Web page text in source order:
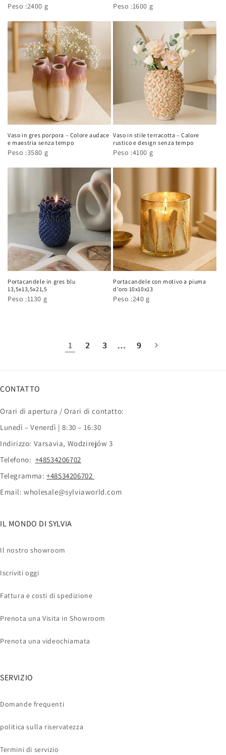
Peso :2400 g Peso :1600 g
Vaso in gres porpora – Colore audace
e maestria senza tempo
Peso :3580 g
Vaso in stile terracotta – Calore
rustico e design senza tempo
Peso :4100 g
Portacandele in gres blu
13,5x13,5x21,5
Peso :1130 g
Portacandele con motivo a piuma
d'oro 10x10x13
Peso :240 g
1 2 3 … 9
CONTATTO
Orari di apertura / Orari di contatto:
Lunedì – Venerdì | 8:30 – 16:30
Indirizzo: Varsavia, Wodzirejów 3
Telefono: +48534206702
Telegramma:+48534206702
Email: wholesale@sylviaworld.com
IL MONDO DI SYLVIA
Il nostro showroom
Iscriviti oggi
Fattura e costi di spedizione
Prenota una Visita in Showroom
Prenota una videochiamata
SERVIZIO
Domande frequenti
politica sulla riservatezza
Termini di servizio